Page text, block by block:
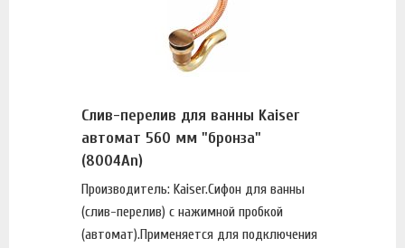
Слив-перелив для ванны Kaiser
автомат 560 мм "бронза"
(8004An)
Производитель: Kaiser.Сифон для ванны
(слив-перелив) с нажимной пробкой
(автомат).Применяется для подключения